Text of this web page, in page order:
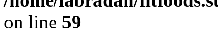
on line 59